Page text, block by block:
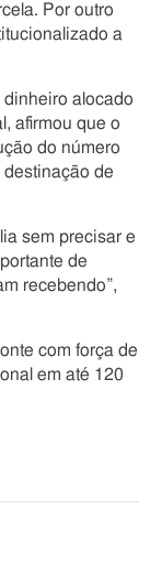
Por outro
a
alocado
afirmou que o
do número
de
sem precisar e
de
recebendo”,
com força de
em até 120